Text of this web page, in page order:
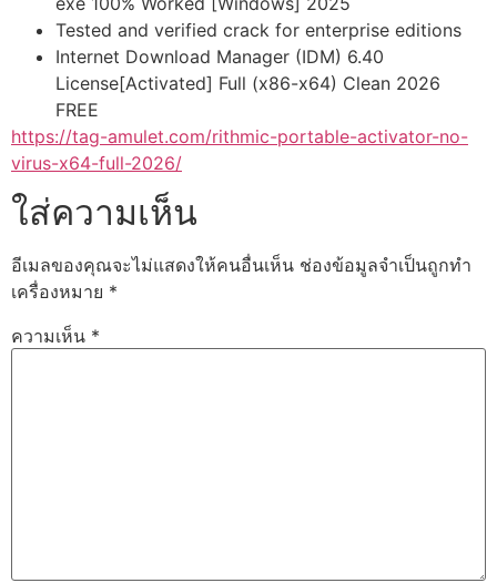
Tested and verified crack for enterprise editions
Internet Download Manager (IDM) 6.40
License[Activated] Full (x86-x64) Clean 2026
FREE
https://tag-amulet.com/rithmic-portable-activator-no-
virus-x64-full-2026/
ใส่ความเห็น
อีเมลของคุณจะไม่แสดงให้คนอื่นเห็น ช่องข้อมูลจำเป็นถูกทำ
เครื่องหมาย *
ความเห็น *